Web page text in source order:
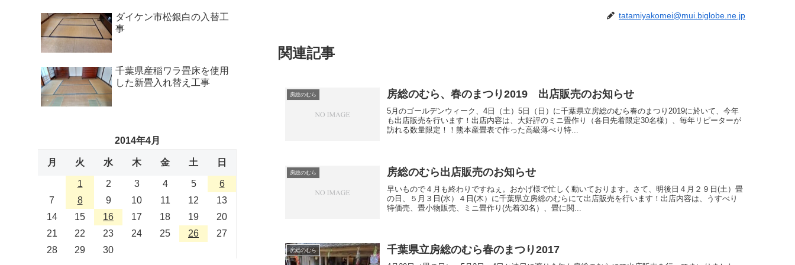
tatamiyakomei@mui.biglobe.ne.jp
関連記事
房総のむら 房総のむら、春のまつり2019 出店販売のお知らせ
5月のゴールデンウィーク、4日（土）5日（日）に千葉県立房総のむら春のまつり2019に於いて、今年
も出店販売を行います！出店内容は、大好評のミニ畳作り（各日先着限定30名様）、毎年リピーターが
訪れる数量限定！！熊本産畳表で作った高級薄べり特...
房総のむら 房総のむら出店販売のお知らせ
早いもので４月も終わりですねぇ。おかげ様で忙しく動いております。さて、明後日４月２９日(土）畳
の日、５月３日(水）４日(木）に千葉県立房総のむらにて出店販売を行います！出店内容は、うすべり
特価売、畳小物販売、ミニ畳作り(先着30名）、畳に関...
房総のむら 千葉県立房総のむら春のまつり2017
ダイケン市松銀白の入替工
事
千葉県産稲ワラ畳床を使用
した新畳入れ替え工事
2014年4月
月 火 水 木 金 土 日
1 2 3 4 5
6
7
8 9 10 11 12
13
14
15 16 17 18 19
20
21
22 23 24 25 26
27
28
29 30